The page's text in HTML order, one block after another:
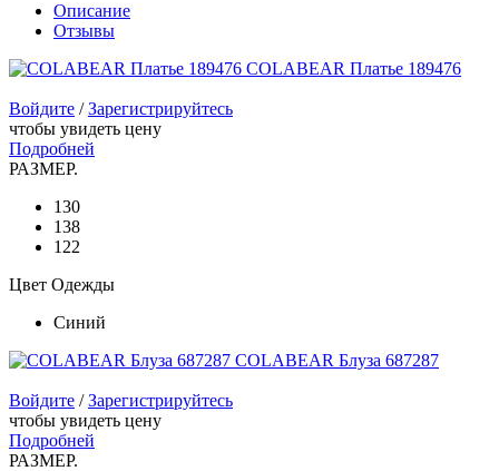
Описание
Отзывы
COLABEAR Платье 189476
Войдите /Зарегистрируйтесь
чтобы увидеть цену
Подробней
РАЗМЕР.
130
138
122
Цвет Одежды
Синий
COLABEAR Блуза 687287
Войдите /Зарегистрируйтесь
чтобы увидеть цену
Подробней
РАЗМЕР.